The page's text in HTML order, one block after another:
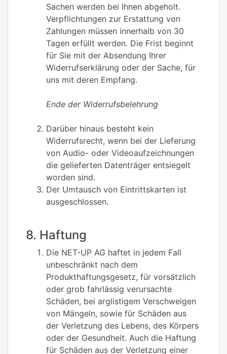
Sachen werden bei Ihnen abgeholt.
Verpflichtungen zur Erstattung von
Zahlungen müssen innerhalb von 30
Tagen erfüllt werden. Die Frist beginnt
für Sie mit der Absendung Ihrer
Widerrufserklärung oder der Sache, für
uns mit deren Empfang.
Ende der Widerrufsbelehrung
Darüber hinaus besteht kein
Widerrufsrecht, wenn bei der Lieferung
von Audio- oder Videoaufzeichnungen
die gelieferten Datenträger entsiegelt
worden sind.
Der Umtausch von Eintrittskarten ist
ausgeschlossen.
8. Haftung
Die NET-UP AG haftet in jedem Fall
unbeschränkt nach dem
Produkthaftungsgesetz, für vorsätzlich
oder grob fahrlässig verursachte
Schäden, bei arglistigem Verschweigen
von Mängeln, sowie für Schäden aus
der Verletzung des Lebens, des Körpers
oder der Gesundheit. Auch die Haftung
für Schäden aus der Verletzung einer